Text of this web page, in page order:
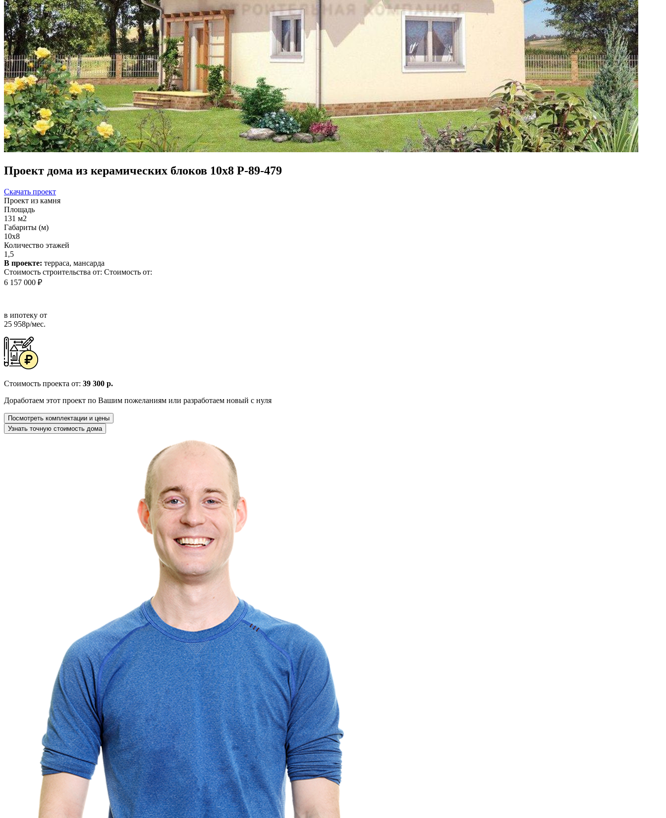
Проект дома из керамических блоков 10х8 Р-89-479
Скачать проект
Проект из камня
Площадь
131 м2
Габариты (м)
10х8
Количество этажей
1,5
В проекте: терраса, мансарда
Стоимость строительства от: Стоимость от:
6 157 000 ₽
в ипотеку от
25 958р/мес.
Стоимость проекта от: 39 300 р.
Доработаем этот проект по Вашим пожеланиям или разработаем новый с нуля
Посмотреть комплектации и цены
Узнать точную стоимость дома